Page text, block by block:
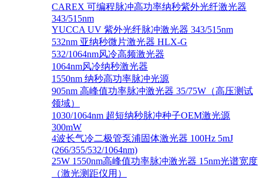
CAREX 可编程脉冲高功率纳秒紫外光纤激光器
343/515nm
YUCCA UV 紫外光纤脉冲激光器 343/515nm
532nm 亚纳秒微片激光器 HLX-G
532/1064nm风冷高频激光器
1064nm风冷纳秒激光器
1550nm 纳秒高功率脉冲光源
905nm 高峰值功率脉冲激光器 35/75W（高压测试
领域）
1030/1064nm 超短纳秒脉冲种子OEM激光源
300mW
4波长气冷二极管泵浦固体激光器 100Hz 5mJ
(266/355/532/1064nm)
25W 1550nm高峰值功率脉冲激光器 15nm光谱宽度
（激光测距仪用）